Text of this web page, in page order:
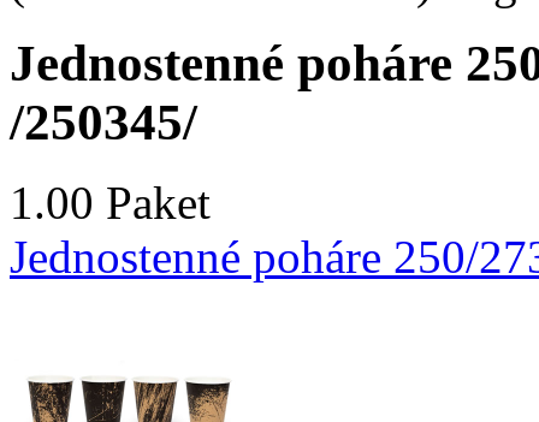
Jednostenné poháre
/250345/
1.00 Paket
Jednostenné poháre 250/